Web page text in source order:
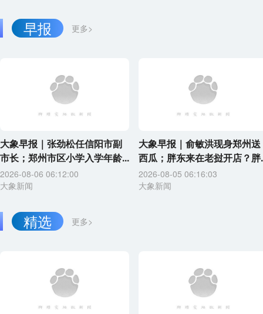
更多>
早报
大象早报｜张劲松任信阳市副
市长；郑州市区小学入学年龄...
2026-08-06 06:12:00
大象新闻
大象早报｜俞敏洪现身郑州送
西瓜；胖东来在老挝开店？胖
2026-08-05 06:16:03
大象新闻
更多>
精选